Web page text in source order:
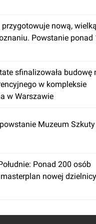
nową,
Powstanie ponad
sfinalizowała budowę
w kompleksie
w Warszawie
Muzeum
Ponad 200 osób
nowej